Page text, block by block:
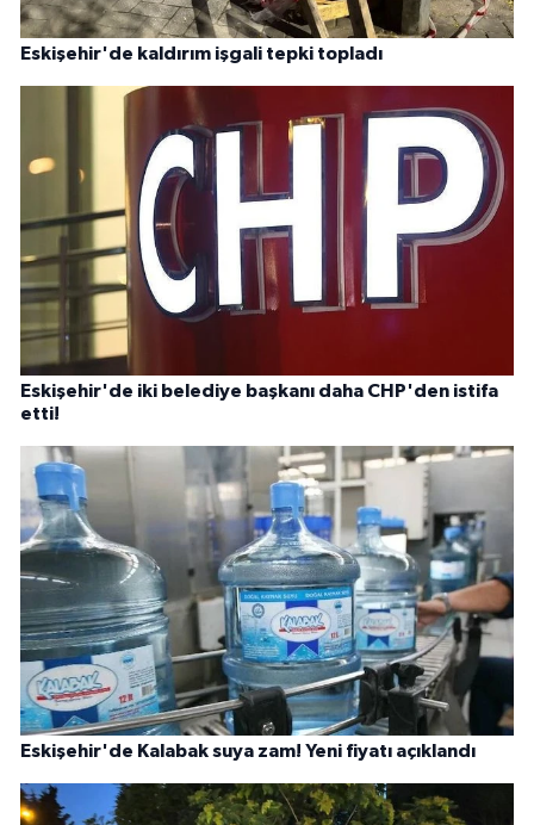
Eskişehir'de kaldırım işgali tepki topladı
Eskişehir'de iki belediye başkanı daha CHP'den istifa
etti!
Eskişehir'de Kalabak suya zam! Yeni fiyatı açıklandı